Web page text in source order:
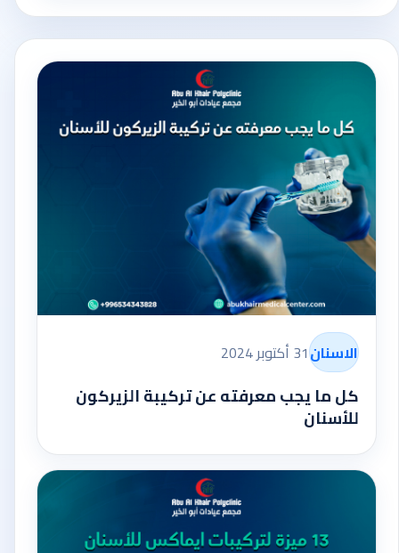
الاسنان31 أكتوبر 2024
كل ما يجب معرفته عن تركيبة الزيركون
للأسنان